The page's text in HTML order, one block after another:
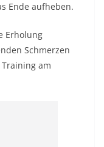
Ende aufheben.
Erholung
Schmerzen
am